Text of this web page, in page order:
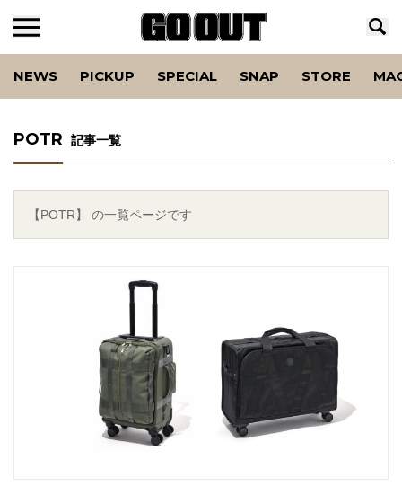
NEWS PICKUP SPECIAL SNAP STORE
POTR 記事一覧
【POTR】 の一覧ページです